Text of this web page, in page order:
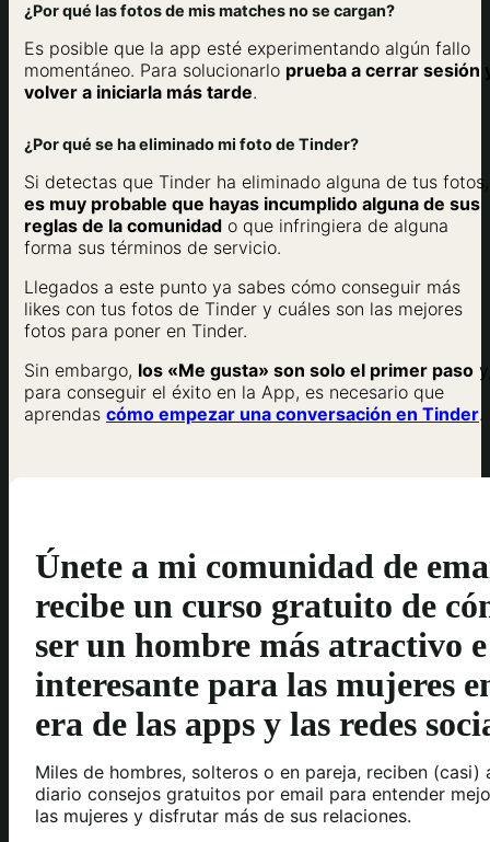
¿Por qué las fotos de mis matches no se cargan?
Es posible que la app esté experimentando algún fallo
momentáneo. Para solucionarlo prueba a cerrar sesión
volver a iniciarla más tarde.
¿Por qué se ha eliminado mi foto de Tinder?
Si detectas que Tinder ha eliminado alguna de tus fotos,
es muy probable que hayas incumplido alguna de sus
reglas de la comunidad o que infringiera de alguna
forma sus términos de servicio.
Llegados a este punto ya sabes cómo conseguir más
likes con tus fotos de Tinder y cuáles son las mejores
fotos para poner en Tinder.
Sin embargo, los «Me gusta» son solo el primer paso
para conseguir el éxito en la App, es necesario que
aprendas cómo empezar una conversación en Tinder.
Únete a mi comunidad de
recibe un curso gratuito de
ser un hombre más atractivo e
interesante para las mujeres
era de las apps y las redes
Miles de hombres, solteros o en pareja, reciben (casi)
diario consejos gratuitos por email para entender
las mujeres y disfrutar más de sus relaciones.